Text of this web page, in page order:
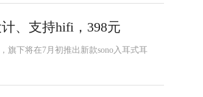
、支持hifi，398元
旗下将在7月初推出新款sono入耳式耳